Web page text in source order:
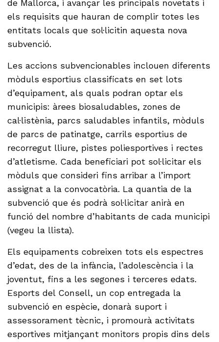
de Mallorca, i avançar les principals novetats i
els requisits que hauran de complir totes les
entitats locals que sol·licitin aquesta nova
subvenció.
Les accions subvencionables inclouen diferents
mòduls esportius classificats en set lots
d’equipament, als quals podran optar els
municipis: àrees biosaludables, zones de
cal·listènia, parcs saludables infantils, mòduls
de parcs de patinatge, carrils esportius de
recorregut lliure, pistes poliesportives i rectes
d’atletisme. Cada beneficiari pot sol·licitar els
mòduls que consideri fins arribar a l’import
assignat a la convocatòria. La quantia de la
subvenció que és podrà sol·licitar anirà en
funció del nombre d’habitants de cada municipi
(vegeu la llista).
Els equipaments cobreixen tots els espectres
d’edat, des de la infància, l’adolescència i la
joventut, fins a les segones i terceres edats.
Esports del Consell, un cop entregada la
subvenció en espècie, donarà suport i
assessorament tècnic, i promourà activitats
esportives mitjançant monitors propis dins dels